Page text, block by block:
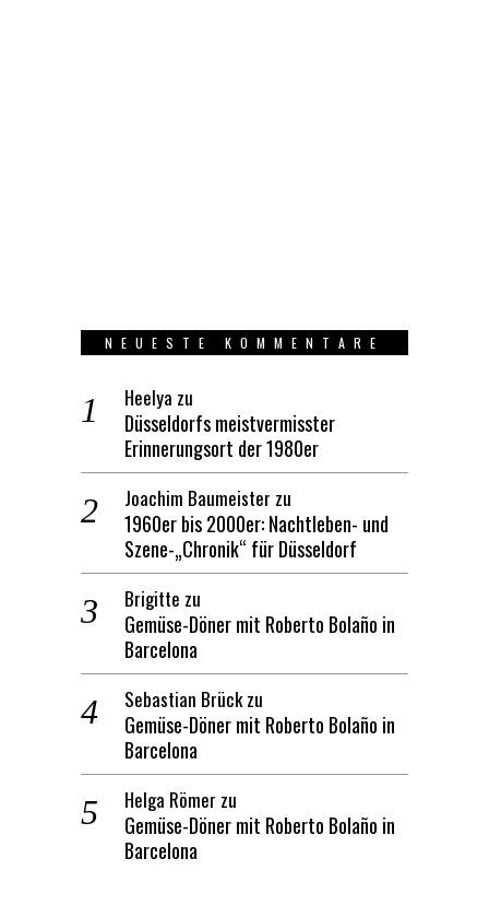
NEUESTE KOMMENTARE
Heelya zu
Düsseldorfs meistvermisster
Erinnerungsort der 1980er
Joachim Baumeister zu
1960er bis 2000er: Nachtleben- und
Szene-„Chronik“ für Düsseldorf
Brigitte zu
Gemüse-Döner mit Roberto Bolaño in
Barcelona
Sebastian Brückzu
Gemüse-Döner mit Roberto Bolaño in
Barcelona
Helga Römer zu
Gemüse-Döner mit Roberto Bolaño in
Barcelona